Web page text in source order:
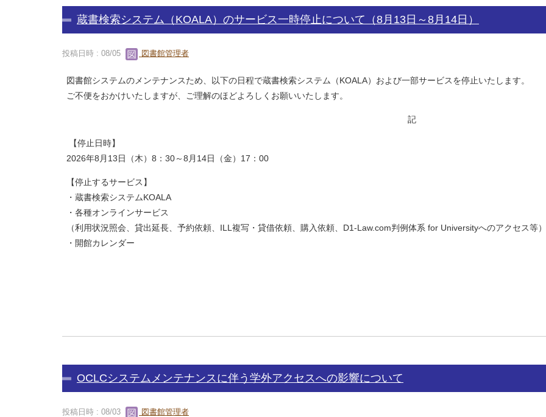
蔵書検索システム（KOALA）のサービス一時停止について（8月13日～8月14日）
投稿日時 : 08/05 図書館管理者
図書館システムのメンテナンスため、以下の日程で蔵書検索システム（KOALA）および一部サービスを停止いたします。
ご不便をおかけいたしますが、ご理解のほどよろしくお願いいたします。
記
【停止日時】
2026年8月13日（木）8：30～8月14日（金）17：00
【停止するサービス】
・蔵書検索システムKOALA
・各種オンラインサービス
（利用状況照会、貸出延長、予約依頼、ILL複写・貸借依頼、購入依頼、D1-Law.com判例体系 for Universityへのアクセス等）
・開館カレンダー
OCLCシステムメンテナンスに伴う学外アクセスへの影響について
投稿日時 : 08/03 図書館管理者